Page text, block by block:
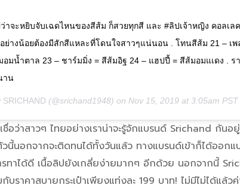
าจะหยิบจับเฉดไหนของสีส้ม ก็สวยทุกสี และ #ลิปเจ้าหญิง คอลเล
ย่างน้อยต้องมีสักสีแหละที่โดนใจสาวๆแน่นอน . โทนสีส้ม 21 – เ
มน้ำตาล 23 – ชาร์มมิ่ง = สีส้มอิฐ 24 – แฮปปี้ = สีส้มอมแเดง . ร
าน
SRICHAND (@srichand1948) on Nov 15, 2019 at 3:05am PST
อว่าสาวๆ ไทยอย่างเราน่าจะรู้จักแบรนด์ Srichand กันอ
นี้นอกจากจะติดทนได้ทั้งวันแล้ว ทางแบรนด์เข้าก็ได้ออกแ
รทาได้ดี เนื้อลิปยังเกลี่ยง่ายมากๆ อีกด้วย นอกจากนี้
าคาสบายกระเป๋าเพียงแท่งละ 199 บาท! ไม่มีไม่ได้แล้วค่